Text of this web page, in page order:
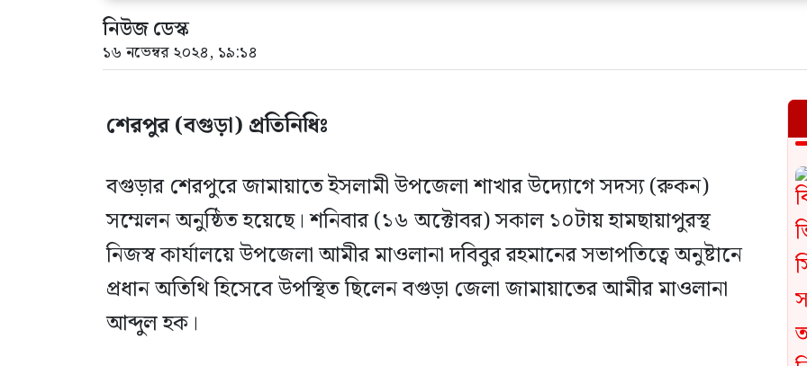
নিউজ ডেস্ক
১৬ নভেম্বর ২০২৪, ১৯:১৪
শেরপুর (বগুড়া) প্রতিনিধিঃ
বগুড়ার শেরপুরে জামায়াতে ইসলামী উপজেলা শাখার উদ্যোগে সদস্য (রুকন)
সম্মেলন অনুষ্ঠিত হয়েছে। শনিবার (১৬ অক্টোবর) সকাল ১০টায় হামছায়াপুরস্থ
নিজস্ব কার্যালয়ে উপজেলা আমীর মাওলানা দবিবুর রহমানের সভাপতিত্বে অনুষ্টানে
প্রধান অতিথি হিসেবে উপস্থিত ছিলেন বগুড়া জেলা জামায়াতের আমীর মাওলানা
আব্দুল হক।